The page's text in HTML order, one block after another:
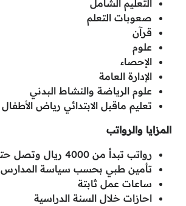
التعليم الشامل
صعوبات التعلم
قرآن
علوم
الإحصاء
الإدارة العامة
علوم الرياضة والنشاط البدني
تعليم ماقبل الابتدائي رياض الأطفال
المزايا والرواتب
رواتب تبدأ من 4000 ريال وتصل حتى 9000 ريال
تأمين طبي بحسب سياسة المدارس
ساعات عمل ثابتة
احازات خلال السنة الدراسية